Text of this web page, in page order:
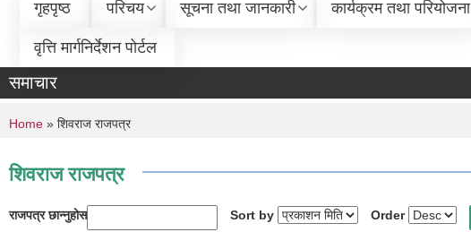
गृहपृष्ठ परिचय सूचना तथा जानकारी कार्यक्रम तथा परियोजना
वृत्ति मार्गनिर्देशन पोर्टल
समाचार
You are here
Home » शिवराज राजपत्र
शिवराज राजपत्र
राजपत्र छान्नुहोस Sort by Order